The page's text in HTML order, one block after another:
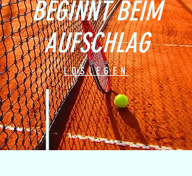
BEGINNT BEIM
AUFSCHLAG
LOSLEGEN